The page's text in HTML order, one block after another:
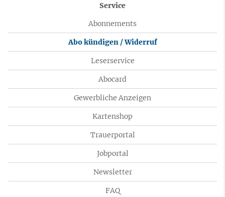
Service
Abonnements
Abo kündigen / Widerruf
Leserservice
Abocard
Gewerbliche Anzeigen
Kartenshop
Trauerportal
Jobportal
Newsletter
FAQ